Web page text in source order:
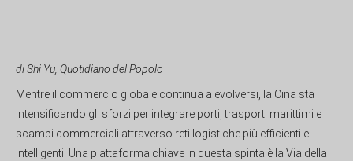
di Shi Yu, Quotidiano del Popolo
Mentre il commercio globale continua a evolversi, la Cina sta
intensificando gli sforzi per integrare porti, trasporti marittimi e
scambi commerciali attraverso reti logistiche più efficienti e
intelligenti. Una piattaforma chiave in questa spinta è la Via della